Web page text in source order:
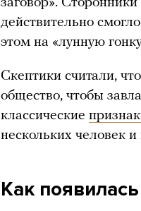
действительно
этом на «лунную
Скептики считали,
общество, чтобы
классические
нескольких человек
Как